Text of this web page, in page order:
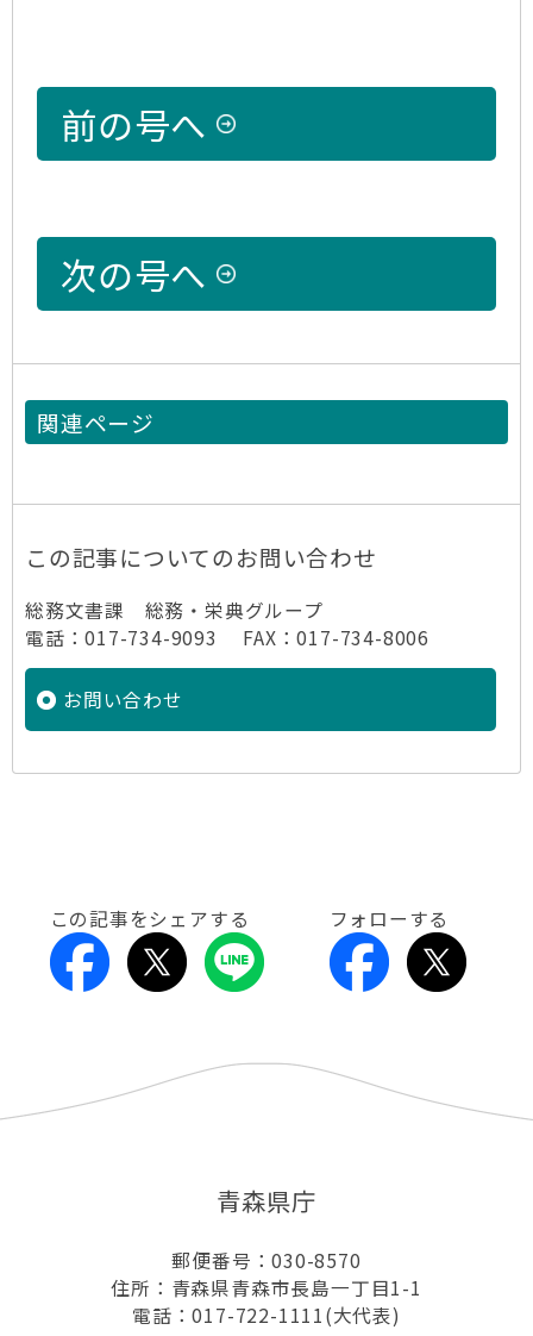
前の号へ
次の号へ
関連ページ
この記事についてのお問い合わせ
総務文書課 総務・栄典グループ
電話：017-734-9093 FAX：017-734-8006
お問い合わせ
この記事をシェアする フォローする
青森県庁
郵便番号：030-8570
住所：青森県青森市長島一丁目1-1
電話：017-722-1111(大代表)